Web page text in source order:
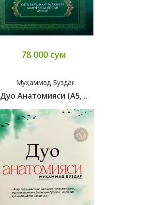
78 000 сум
Муҳаммад Буздағ
Дуо Анатомияси (А5, ..